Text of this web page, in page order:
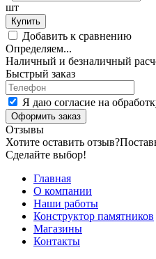
шт
Купить
Добавить к сравнению
Определяем...
Наличный и безналичный
Быстрый заказ
Я даю согласие на
Оформить заказ
Отзывы
Хотите оставить отзыв?
Сделайте выбор!
Главная
О компании
Наши работы
Конструктор памятников
Магазины
Контакты